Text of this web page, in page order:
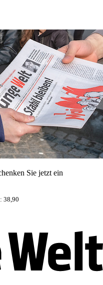
Sie jetzt ein
38,90